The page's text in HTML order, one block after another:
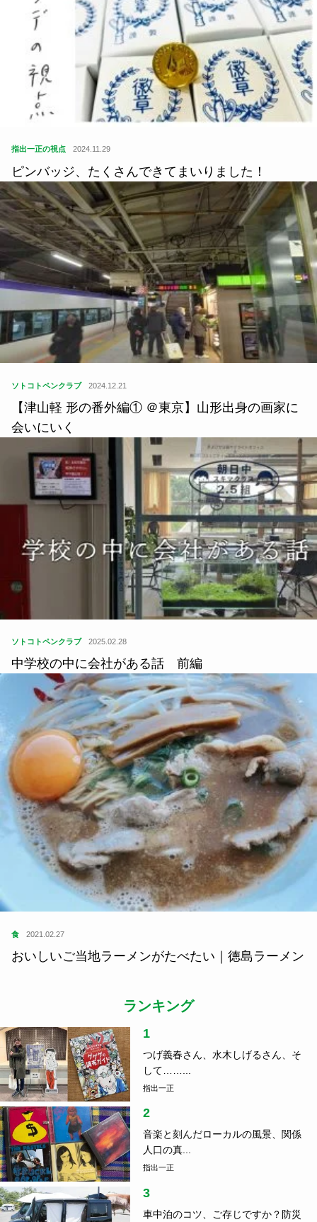
指出一正の視点 2024.11.29
ピンバッジ、たくさんできてまいりました！
ソトコトペンクラブ 2024.12.21
【津山軽 形の番外編① ＠東京】山形出身の画家に
会いにいく
ソトコトペンクラブ 2025.02.28
中学校の中に会社がある話 前編
食 2021.02.27
おいしいご当地ラーメンがたべたい｜徳島ラーメン
ランキング
1
つげ義春さん、水木しげるさん、そ
して……...
指出一正
2
音楽と刻んだローカルの風景、関係
人口の真...
指出一正
3
車中泊のコツ、ご存じですか？防災